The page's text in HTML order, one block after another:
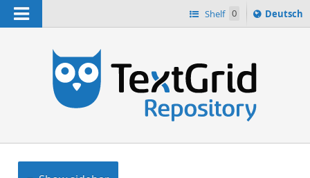
Navigation Shelf 0
Sprache
ï¿½ndern
Deutsch